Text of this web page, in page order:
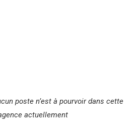
poste n’est à pourvoir dans cette
actuellement